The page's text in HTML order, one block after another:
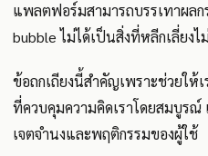
แพลตฟอร์มสามารถบรรเทาผล
bubble ไม่ได้เป็นสิ่งที่หลีกเลี่ยง
ข้อถกเถียงนี้สำคัญเพราะช่วยให้
ที่ควบคุมความคิดเราโดยสมบูร
เจตจำนงและพฤติกรรมของผู้ใช้